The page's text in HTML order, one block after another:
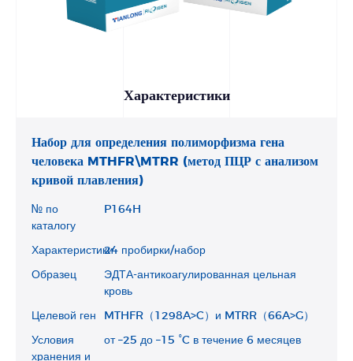
Характеристики
Набор для определения полиморфизма гена
человека MTHFR\MTRR (метод ПЦР с анализом
кривой плавления)
№ по
каталогу
P164H
Характеристики24 пробирки/набор
Образец
ЭДТА-антикоагулированная цельная
кровь
Целевой ген MTHFR（1298A>C）и MTRR（66A>G）
Условия
хранения и
от –25 до –15 °C в течение 6 месяцев